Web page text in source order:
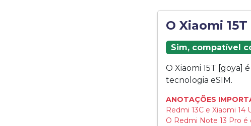
O Xiaomi
Sim, compatível
O Xiaomi 15T [goya]
tecnologia eSIM.
ANOTAÇÕES
Redmi 13C e Xiaomi 14
O Redmi Note 13 Pro